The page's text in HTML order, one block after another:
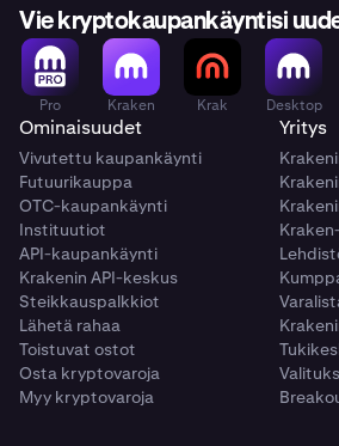
Vie kryptokaupankäyntisi
Pro Kraken Krak Desktop
Ominaisuudet
Vivutettu kaupankäynti
Futuurikauppa
OTC-kaupankäynti
Instituutiot
API-kaupankäynti
Krakenin API-keskus
Steikkauspalkkiot
Lähetä rahaa
Toistuvat ostot
Osta kryptovaroja
Myy kryptovaroja
Yritys